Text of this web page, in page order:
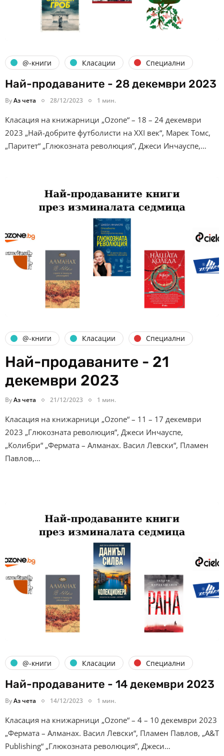
@-книги Класации Специални
Най-продаваните - 28 декември 2023
ByАз чета 28/12/2023 1 мин.
Класация на книжарници „Ozone“ – 18 – 24 декември
2023 „Най-добрите футболисти на XXI век“, Марек Томс,
„Паритет“ „Глюкозната революция”, Джеси Инчауспе,…
@-книги Класации Специални
Най-продаваните - 21
декември 2023
ByАз чета 21/12/2023 1 мин.
Класация на книжарници „Ozone“ – 11 – 17 декември
2023 „Глюкозната революция”, Джеси Инчауспе,
„Колибри“ „Фермата – Алманах. Васил Левски“, Пламен
Павлов,…
@-книги Класации Специални
Най-продаваните - 14 декември 2023
ByАз чета 14/12/2023 1 мин.
Класация на книжарници „Ozone“ – 4 – 10 декември 2023
„Фермата – Алманах. Васил Левски“, Пламен Павлов, „A&T
Publishing“ „Глюкозната революция”, Джеси…